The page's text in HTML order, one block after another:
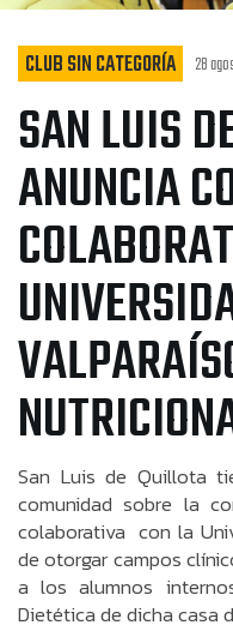
CLUB SIN CATEGORÍA 28
SAN LUIS
ANUNCIA
San Luis de Quillota
comunidad sobre la
colaborativa con la
de otorgar campos
a los alumnos
Dietética de dicha casa